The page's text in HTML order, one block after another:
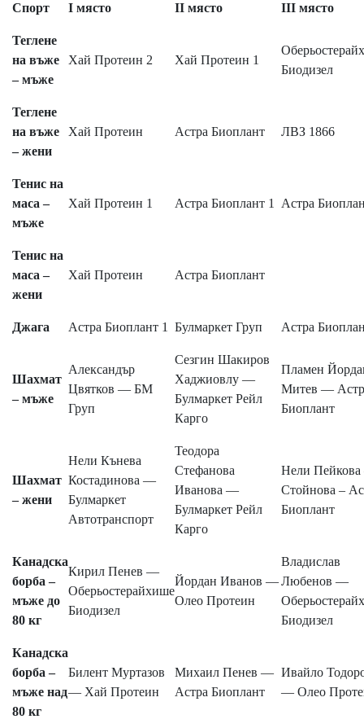
Спорт I място II място III място
Теглене
на въже
– мъже
Хай Протеин 2 Хай Протеин 1
Биодизел
Теглене
на въже
– жени
Хай Протеин Астра Биоплант ЛВЗ 1866
Тенис на
маса –
мъже
Хай Протеин 1 Астра Биоплант 1 Астра
Тенис на
маса –
жени
Хай Протеин Астра Биоплант
Джага Астра Биоплант 1 Булмаркет Груп Астра
Шахмат
– мъже
Александър
Цвятков — БМ
Груп
Сезгин Шакиров
Хаджиовлу —
Булмаркет Рейл
Карго
Пламен
Митев —
Биоплант
Шахмат
– жени
Нели Кънева
Костадинова —
Булмаркет
Автотранспорт
Теодора
Стефанова
Иванова —
Булмаркет Рейл
Карго
Нели Пейкова
Стойнова –
Биоплант
Канадска
борба –
мъже до
80 кг
Кирил Пенев —
Оберьостерайхише
Биодизел
Йордан Иванов —
Олео Протеин
Владислав
Любенов —
Биодизел
Канадска
борба –
мъже над
80 кг
Билент Муртазов
— Хай Протеин
Михаил Пенев —
Астра Биоплант
Ивайло
— Олео